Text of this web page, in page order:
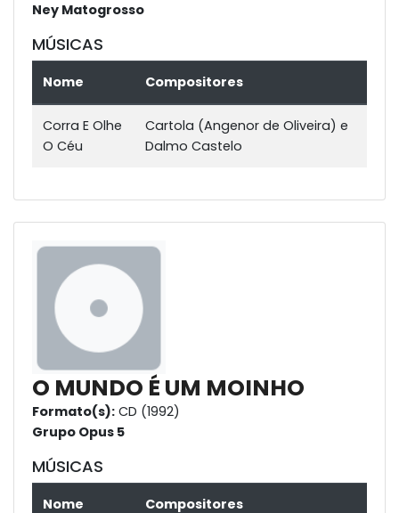
Ney Matogrosso
MÚSICAS
Nome Compositores
Corra E Olhe
O Céu
Cartola (Angenor de Oliveira) e
Dalmo Castelo
O MUNDO É UM MOINHO
Formato(s): CD (1992)
Grupo Opus 5
MÚSICAS
Nome Compositores